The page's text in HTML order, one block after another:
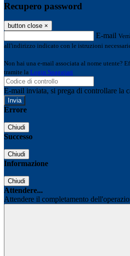
Recupero password
button close ×
E-mail
all'indirizzo indicato con le istruzioni
Non hai una e-mail associata al nome utente?
tramite la Login Spaggiari
E-mail inviata, si prega di controllare la
Errore
Chiudi
Successo
Chiudi
Informazione
Chiudi
Attendere...
Attendere il completamento